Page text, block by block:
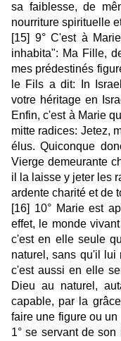
sa faiblesse, de
nourriture spirituelle
[15] 9° C'est à
inhabita": Ma Fille,
mes prédestinés
le Fils a dit: In
votre héritage en
Enfin, c'est à Marie
mitte radices: Jetez,
élus. Quiconque
Vierge demeurante
il la laisse y jeter les
ardente charité et de
[16] 10° Marie est
effet, le monde
c'est en elle seule
naturel, sans qu'il lui
c'est aussi en elle
Dieu au naturel,
capable, par la
faire une figure ou
1° se servant de